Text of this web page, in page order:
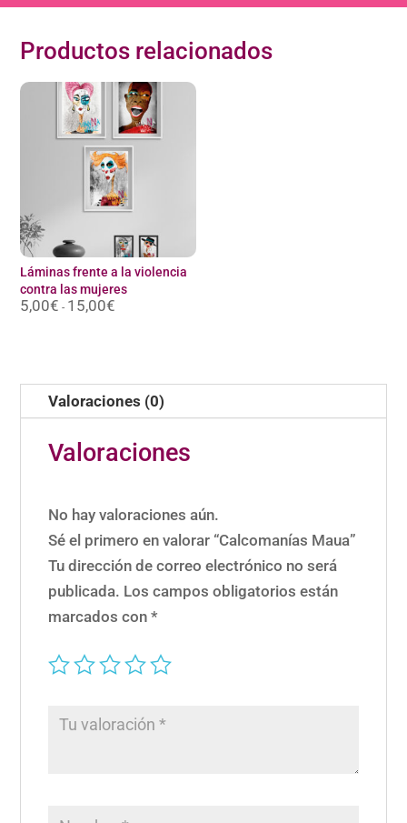
Productos relacionados
Láminas frente a la violencia
contra las mujeres
5,00€ - 15,00€
Valoraciones (0)
Valoraciones
No hay valoraciones aún.
Sé el primero en valorar “Calcomanías Maua”
Tu dirección de correo electrónico no será
publicada. Los campos obligatorios están
marcados con*